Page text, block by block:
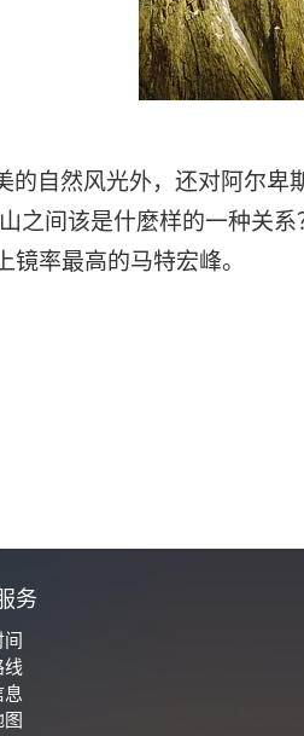
的自然风光外，还对阿尔
之间该是什麼样的一种关
率最高的马特宏峰。
务
线
息